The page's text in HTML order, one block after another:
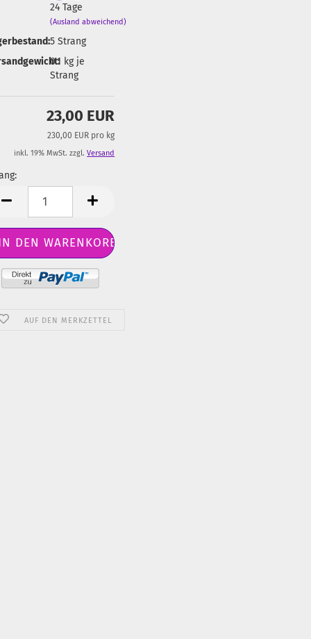
24 Tage
(Ausland abweichend)
5 Strang
0.1 kg je
Strang
23,00 EUR
230,00 EUR pro kg
inkl. 19% MwSt. zzgl.Versand
AUF DEN MERKZETTEL